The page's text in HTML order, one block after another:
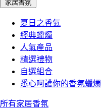
家居香氛
夏日之香氣
經典蠟燭
人氣產品
精選禮物
自選組合
悉心呵護你的香氛蠟燭
所有家居香氛